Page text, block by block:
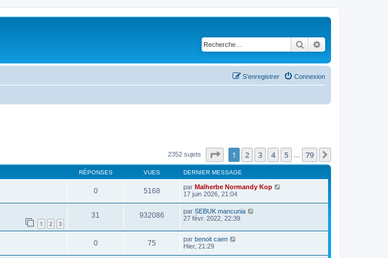
Rechercher
Connexion
S’enregistrer
2352 sujets Page sur79
1 2 3 4 5 79
RÉPONSES VUES DERNIER MESSAGE
0 5168 par Malherbe Normandy Kop
17 juin 2026, 21:04
1 2 3
31 932086 par SEBUK mancunia
27 févr. 2022, 22:39
0 75 par benoit caen
Hier, 21:29